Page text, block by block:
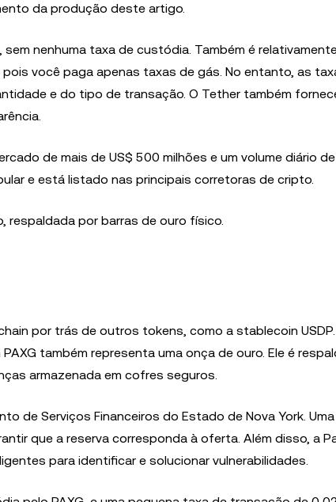
da produção deste artigo.
nenhuma taxa de custódia. Também é
você paga apenas taxas de gás. No entanto, as
e do tipo de transação. O Tether também
de mais de US$ 500 milhões e um volume diário
e está listado nas principais corretoras de cripto.
respaldada por barras de ouro físico.
por trás de outros tokens, como a stablecoin USDP.
também representa uma onça de ouro. Ele é
armazenada em cofres seguros.
de Serviços Financeiros do Estado de Nova York.
que a reserva corresponda à oferta. Além disso, a
para identificar e solucionar vulnerabilidades.